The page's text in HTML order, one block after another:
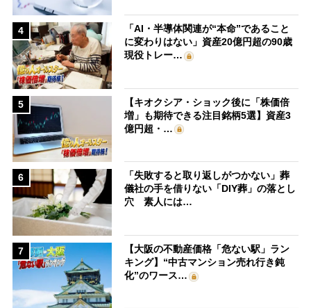
4
「AI・半導体関連が“本命”であること
に変わりはない」資産20億円超の90歳
現役トレー…
5
【キオクシア・ショック後に「株価倍
増」も期待できる注目銘柄5選】資産3
億円超・…
6
「失敗すると取り返しがつかない」葬
儀社の手を借りない「DIY葬」の落とし
穴 素人には…
7
【大阪の不動産価格「危ない駅」ラン
キング】“中古マンション売れ行き鈍
化”のワース…